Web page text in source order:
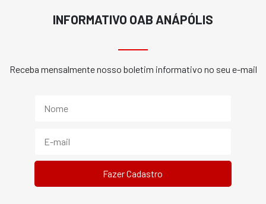
INFORMATIVO OAB ANÁPÓLIS
Receba mensalmente nosso boletim informativo no seu e-mail